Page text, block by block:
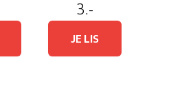
3.-
JE LIS